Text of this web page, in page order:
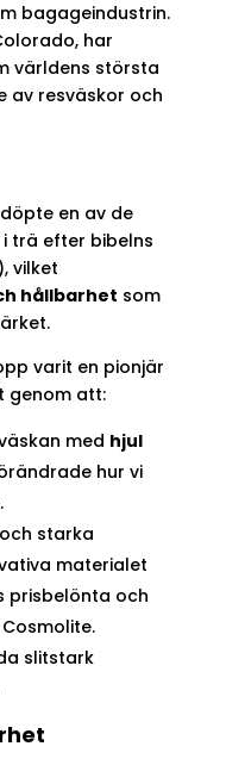
bagageindustrin.
har
världens största
av resväskor och
döpte en av de
trä efter bibelns
vilket
hållbarhet som
varit en pionjär
genom att:
med hjul
hur vi
starka
materialet
prisbelönta och
slitstark